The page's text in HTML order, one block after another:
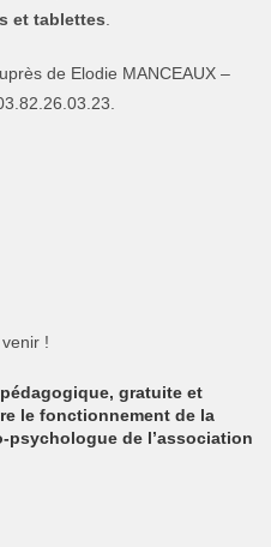
et tablettes
de Elodie MANCEAUX –
!
gratuite et
le fonctionnement de la
psychologue de l’association